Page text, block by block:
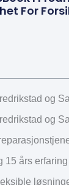
For
og
og
15 års